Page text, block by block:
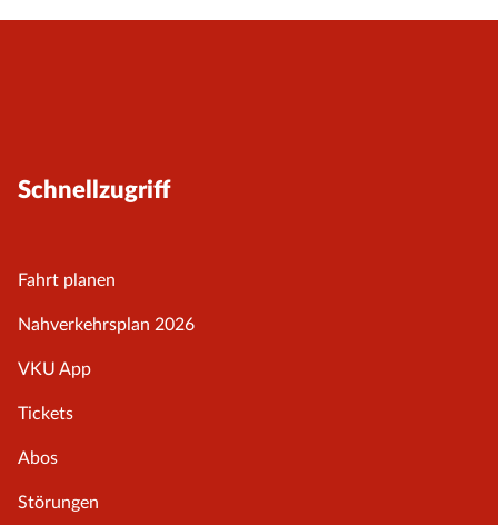
Schnellzugriff
Fahrt planen
Nahverkehrsplan 2026
VKU App
Tickets
Abos
Störungen